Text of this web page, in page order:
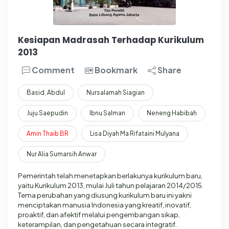
Kesiapan Madrasah Terhadap Kurikulum
2013
Comment Bookmark Share
Basid, Abdul Nursalamah Siagian
Juju Saepudin Ibnu Salman Neneng Habibah
Amin Thaib BR Lisa Diyah Ma Rifataini Mulyana
Nur Alia Sumarsih Anwar
Pemerintah telah menetapkan berlakunya kurikulum baru,
yaitu Kurikulum 2013, mulai Juli tahun pelajaran 2014/2015.
Tema perubahan yang diusung kurikulum baru ini yakni
menciptakan manusia Indonesia yang kreatif, inovatif,
proaktif, dan afektif melalui pengembangan sikap,
keterampilan, dan pengetahuan secara integratif.